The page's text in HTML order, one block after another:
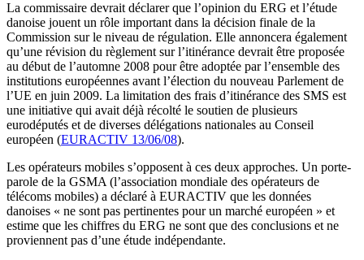
La commissaire devrait déclarer que l’opinion du ERG et l’étude
danoise jouent un rôle important dans la décision finale de la
Commission sur le niveau de régulation. Elle annoncera également
qu’une révision du règlement sur l’itinérance devrait être proposée
au début de l’automne 2008 pour être adoptée par l’ensemble des
institutions européennes avant l’élection du nouveau Parlement de
l’UE en juin 2009. La limitation des frais d’itinérance des SMS est
une initiative qui avait déjà récolté le soutien de plusieurs
eurodéputés et de diverses délégations nationales au Conseil
européen (EURACTIV 13/06/08).
Les opérateurs mobiles s’opposent à ces deux approches. Un porte-
parole de la GSMA (l’association mondiale des opérateurs de
télécoms mobiles) a déclaré à EURACTIV que les données
danoises « ne sont pas pertinentes pour un marché européen » et
estime que les chiffres du ERG ne sont que des conclusions et ne
proviennent pas d’une étude indépendante.